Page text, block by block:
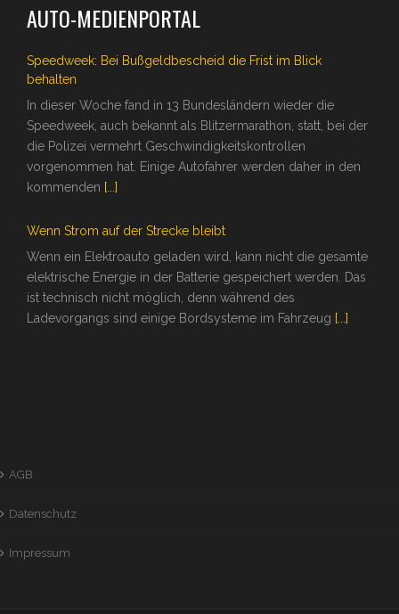
AUTO-MEDIENPORTAL
Speedweek: Bei Bußgeldbescheid die Frist im Blick
behalten
In dieser Woche fand in 13 Bundesländern wieder die
Speedweek, auch bekannt als Blitzermarathon, statt, bei der
die Polizei vermehrt Geschwindigkeitskontrollen
vorgenommen hat. Einige Autofahrer werden daher in den
kommenden [...]
Wenn Strom auf der Strecke bleibt
Wenn ein Elektroauto geladen wird, kann nicht die gesamte
elektrische Energie in der Batterie gespeichert werden. Das
ist technisch nicht möglich, denn während des
Ladevorgangs sind einige Bordsysteme im Fahrzeug [...]
AGB
Datenschutz
Impressum